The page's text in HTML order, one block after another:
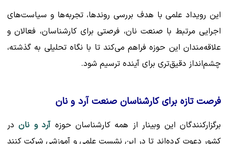
این رویداد علمی با هدف بررسی روندها، تجربه‌ها و سیاست‌های
اجرایی مرتبط با صنعت نان، فرصتی برای کارشناسان، فعالان و
علاقه‌مندان این حوزه فراهم می‌کند تا با نگاه تحلیلی به گذشته،
چشم‌انداز دقیق‌تری برای آینده ترسیم شود.
فرصت تازه برای کارشناسان صنعت آرد و نان
برگزارکنندگان این وبینار از همه کارشناسان حوزه آرد و ناندر